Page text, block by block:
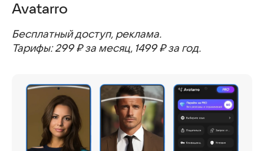
Avatarro
Бесплатный доступ, реклама.
Тарифы: 299 ₽ за месяц, 1499 ₽ за год.